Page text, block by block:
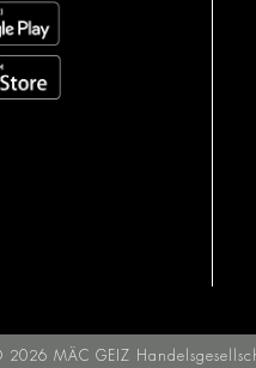
MÄC GEIZ